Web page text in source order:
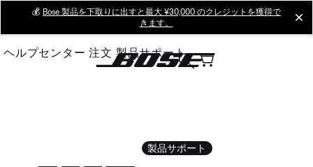
Main
💰 Bose 製品を下取りに出すと最大 ¥30,000 のクレジットを獲得で
きます。
ヘルプセンター 注文 製品サポート
製品サポート